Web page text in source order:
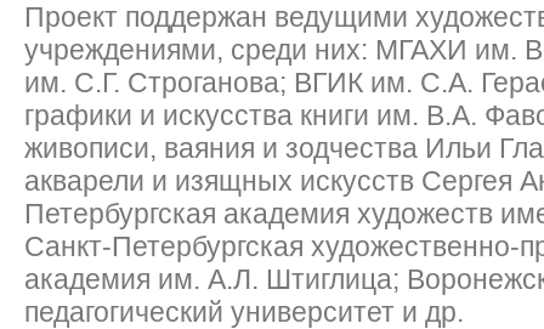
Проект поддержан ведущими
учреждениями, среди них: МГАХИ им.
им. С.Г. Строганова; ВГИК им. С.А.
графики и искусства книги им. В.А.
живописи, ваяния и зодчества Ильи
акварели и изящных искусств Сергея
Петербургская академия художеств
Санкт-Петербургская
академия им. А.Л. Штиглица;
педагогический университет и др.